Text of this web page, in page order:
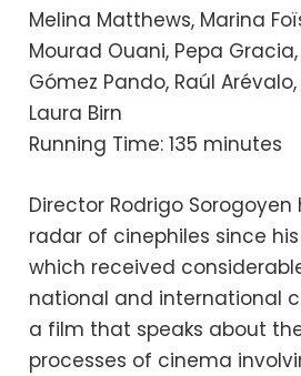
Melina Matthews, Marina
Mourad Ouani, Pepa
Gómez Pando, Raúl
Laura Birn
Running Time: 135 minutes
Director Rodrigo
radar of cinephiles since
which received
national and international
a film that speaks about
processes of cinema